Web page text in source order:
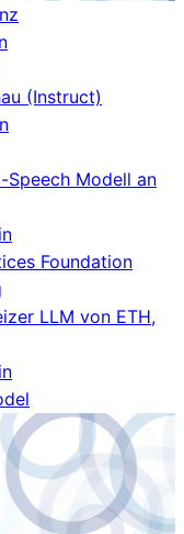
(Instruct)
Speech Modell an
Foundation
LLM von ETH,